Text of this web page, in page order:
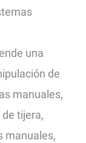
una
de
manuales,
tijera,
manuales,